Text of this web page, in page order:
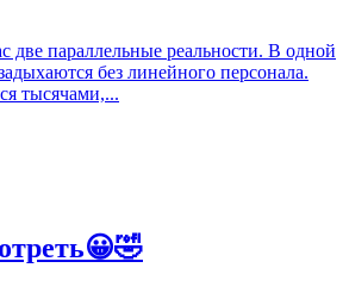
две параллельные реальности. В одной
без линейного персонала.
тысячами,...